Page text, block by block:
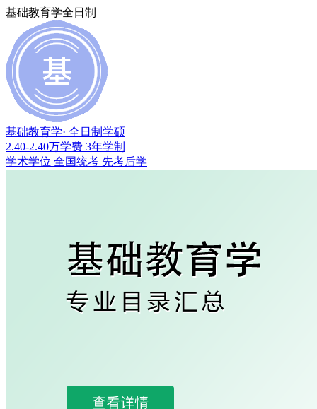
基础教育学全日制
基础教育学· 全日制学硕
2.40-2.40万学费 3年学制
学术学位 全国统考 先考后学